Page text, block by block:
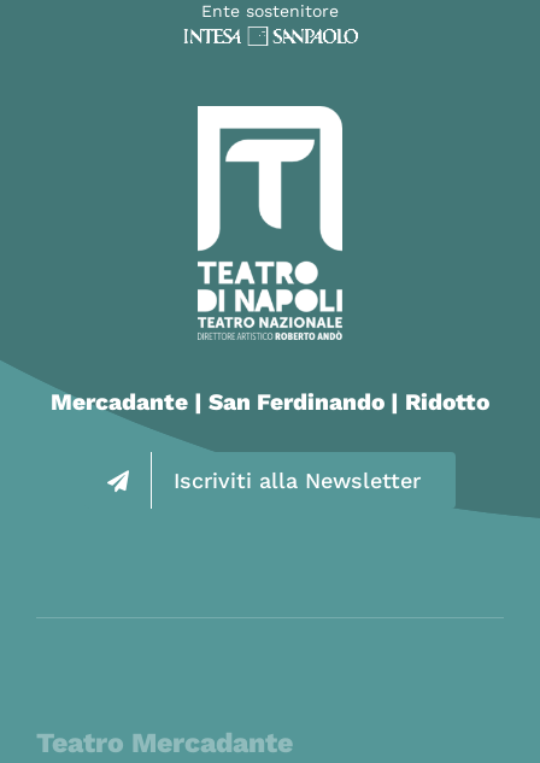
Ente sostenitore
Mercadante | San Ferdinando | Ridotto
Iscriviti alla Newsletter
Teatro Mercadante